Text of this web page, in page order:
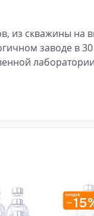
из скважины на
заводе в